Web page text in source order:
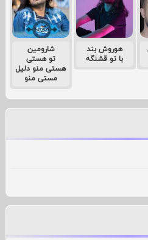
هوروش بند
با تو قشنگه
شارومین
تو هستی
هستی منو دلیل
مستی منو